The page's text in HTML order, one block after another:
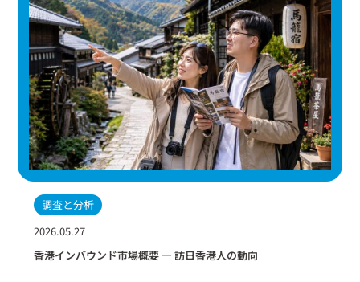
調査と分析
2026.05.27
香港インバウンド市場概要 ― 訪日香港人の動向